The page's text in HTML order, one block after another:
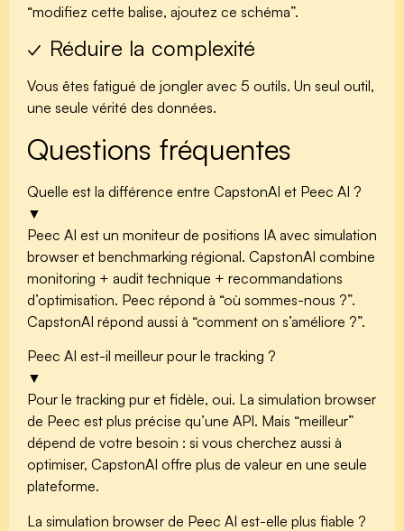
“modifiez cette balise, ajoutez ce schéma”.
✓ Réduire la complexité
Vous êtes fatigué de jongler avec 5 outils. Un seul outil,
une seule vérité des données.
Questions fréquentes
Quelle est la différence entre CapstonAI et Peec AI ?
▼
Peec AI est un moniteur de positions IA avec simulation
browser et benchmarking régional. CapstonAI combine
monitoring + audit technique + recommandations
d’optimisation. Peec répond à “où sommes-nous ?”.
CapstonAI répond aussi à “comment on s’améliore ?”.
Peec AI est-il meilleur pour le tracking ?
▼
Pour le tracking pur et fidèle, oui. La simulation browser
de Peec est plus précise qu’une API. Mais “meilleur”
dépend de votre besoin : si vous cherchez aussi à
optimiser, CapstonAI offre plus de valeur en une seule
plateforme.
La simulation browser de Peec AI est-elle plus fiable ?